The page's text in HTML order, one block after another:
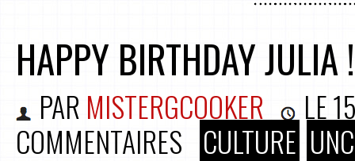
HAPPY BIRTHDAY JULIA
PAR MISTERGCOOKER LE
COMMENTAIRES CULTURE